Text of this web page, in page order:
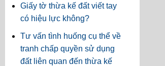
Giấy tờ thừa kế đất viết tay
có hiệu lực không?
Tư vấn tình huống cụ thể về
tranh chấp quyền sử dụng
đất liên quan đến thừa kế